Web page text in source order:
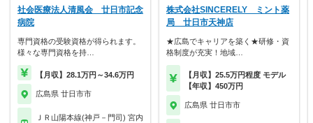
社会医療法人清風会 廿日市記念
病院
専門資格の受験資格が得られます。
様々な専門資格を持…
【月収】28.1万円～34.6万円
広島県 廿日市市
ＪＲ山陽本線(神戸－門司) 宮内
株式会社SINCERELY ミント薬
局 廿日市天神店
★広島でキャリアを築く★研修・資
格制度が充実！地域…
【月収】25.5万円程度 モデル
【年収】450万円
広島県 廿日市市